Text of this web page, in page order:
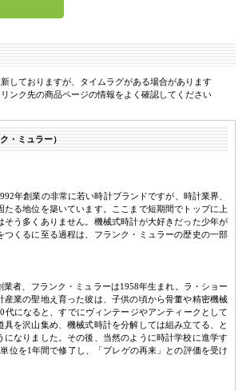
しておりますが、タイムラグがある場合があります
ンク先の商品ページの情報をよく確認してください
・ミュラー）
年創業の非常に若い時計ブランドですが、時計業界、
たる地位を築いています。ここまで短期間でトップに上
そう多くありません。機械式時計が大好きだった少年が
つくるに至る過程は、フランク・ミュラーの歴史の一部
業者、フランク・ミュラーは1958年生まれ。ラ・ショー
産業の聖地え育った彼は、子供の頃から骨董や精密機械
代になると、すでにヴィンテージやアンティークとして
具を沢山集め、機械式時計を分解しては組み立てる、と
になりました。その後、当然のように時計学校に進学す
位を1年間で修了し、「ブレゲの再来」との評価を受け